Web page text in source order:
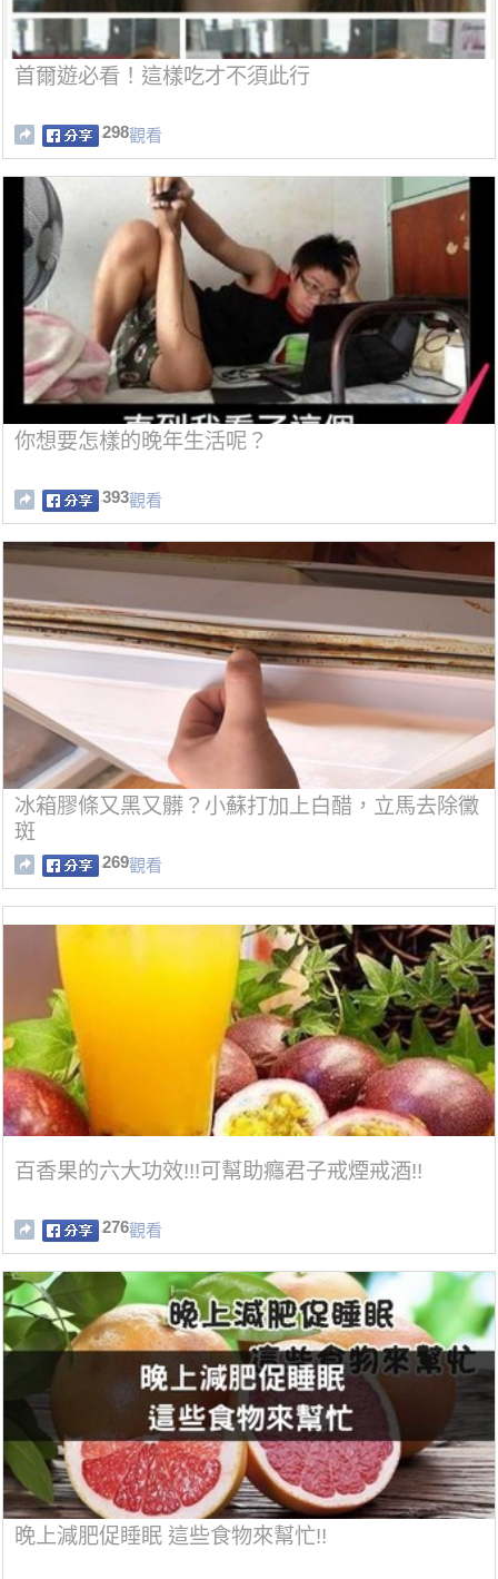
首爾遊必看！這樣吃才不須此行
298觀看
你想要怎樣的晚年生活呢？
393觀看
冰箱膠條又黑又髒？小蘇打加上白醋，立馬去除黴
斑
269觀看
百香果的六大功效!!!可幫助癮君子戒煙戒酒!!
276觀看
晚上減肥促睡眠 這些食物來幫忙!!